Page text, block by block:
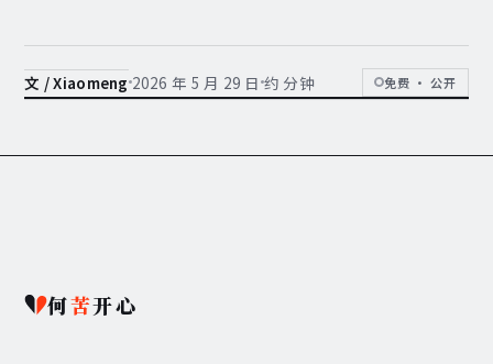
文 / Xiaomeng 2026 年 5 月 29 日 约 分钟 免费 · 公开
何苦开心